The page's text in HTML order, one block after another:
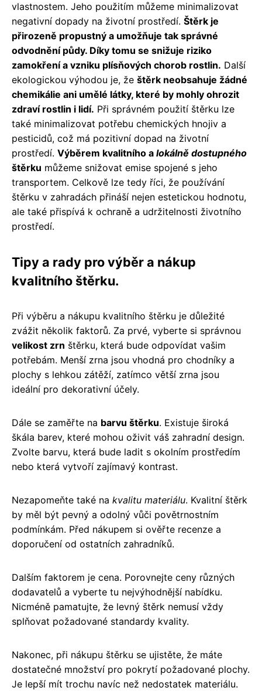
vlastnostem. Jeho použitím můžeme minimalizovat
negativní dopady na životní prostředí. Štěrk je
přirozeně propustný a umožňuje tak správné
odvodnění půdy. Díky tomu se snižuje riziko
zamokření a vzniku plísňových chorob rostlin. Další
ekologickou výhodou je, že štěrk neobsahuje žádné
chemikálie ani umělé látky, které by mohly ohrozit
zdraví rostlin i lidí. Při správném použití štěrku lze
také minimalizovat potřebu chemických hnojiv a
pesticidů, což má pozitivní dopad na životní
prostředí. Výběrem kvalitního a lokálně dostupného
štěrku můžeme snižovat emise spojené s jeho
transportem. Celkově lze tedy říci, že používání
štěrku v zahradách přináší nejen estetickou hodnotu,
ale také přispívá k ochraně a udržitelnosti životního
prostředí.
Tipy a rady pro výběr a nákup
kvalitního štěrku.
Při výběru a nákupu kvalitního štěrku je důležité
zvážit několik faktorů. Za prvé, vyberte si správnou
velikost zrn štěrku, která bude odpovídat vašim
potřebám. Menší zrna jsou vhodná pro chodníky a
plochy s lehkou zátěží, zatímco větší zrna jsou
ideální pro dekorativní účely.
Dále se zaměřte na barvu štěrku. Existuje široká
škála barev, které mohou oživit váš zahradní design.
Zvolte barvu, která bude ladit s okolním prostředím
nebo která vytvoří zajímavý kontrast.
Nezapomeňte také na kvalitu materiálu. Kvalitní štěrk
by měl být pevný a odolný vůči povětrnostním
podmínkám. Před nákupem si ověřte recenze a
doporučení od ostatních zahradníků.
Dalším faktorem je cena. Porovnejte ceny různých
dodavatelů a vyberte tu nejvýhodnější nabídku.
Nicméně pamatujte, že levný štěrk nemusí vždy
splňovat požadované standardy kvality.
Nakonec, při nákupu štěrku se ujistěte, že máte
dostatečné množství pro pokrytí požadované plochy.
Je lepší mít trochu navíc než nedostatek materiálu.